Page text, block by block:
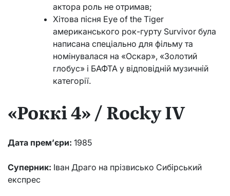
актора роль не отримав;
Хітова пісня Eye of the Tiger
американського рок-гурту Survivor була
написана спеціально для фільму та
номінувалася на «Оскар», «Золотий
глобус» і БАФТА у відповідній музичній
категорії.
«Роккі 4» / Rocky IV
Дата прем’єри: 1985
Суперник: Іван Драго на прізвисько Сибірський
експрес